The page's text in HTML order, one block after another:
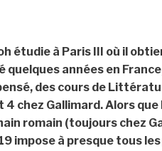
étudie à Paris III où il
années en France,
des cours de
chez Gallimard. Alors que
romain (toujours chez
impose à presque tous